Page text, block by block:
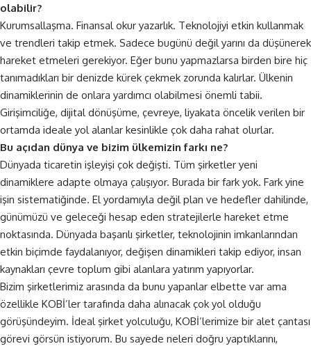
olabilir?
Kurumsallaşma. Finansal okur yazarlık. Teknolojiyi etkin kullanmak
ve trendleri takip etmek. Sadece bugünü değil yarını da düşünerek
hareket etmeleri gerekiyor. Eğer bunu yapmazlarsa birden bire hiç
tanımadıkları bir denizde kürek çekmek zorunda kalırlar. Ülkenin
dinamiklerinin de onlara yardımcı olabilmesi önemli tabii.
Girişimciliğe, dijital dönüşüme, çevreye, liyakata öncelik verilen bir
ortamda ideale yol alanlar kesinlikle çok daha rahat olurlar.
Bu açıdan dünya ve bizim ülkemizin farkı ne?
Dünyada ticaretin işleyişi çok değişti. Tüm şirketler yeni
dinamiklere adapte olmaya çalışıyor. Burada bir fark yok. Fark yine
işin sistematiğinde. El yordamıyla değil plan ve hedefler dahilinde,
günümüzü ve geleceği hesap eden stratejilerle hareket etme
noktasında. Dünyada başarılı şirketler, teknolojinin imkanlarından
etkin biçimde faydalanıyor, değişen dinamikleri takip ediyor, insan
kaynakları çevre toplum gibi alanlara yatırım yapıyorlar.
Bizim şirketlerimiz arasında da bunu yapanlar elbette var ama
özellikle KOBİ’ler tarafında daha alınacak çok yol olduğu
görüşündeyim. İdeal şirket yolculuğu, KOBİ’lerimize bir alet çantası
görevi görsün istiyorum. Bu sayede neleri doğru yaptıklarını,